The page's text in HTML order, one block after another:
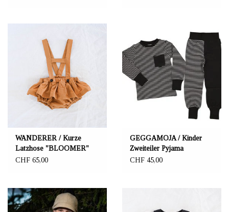
WANDERER / Kurze
Latzhose "BLOOMER"
ockerfarben
CHF 65,00
GEGGAMOJA / Kinder
Zweiteiler Pyjama
schwarz/weiss
CHF 45,00